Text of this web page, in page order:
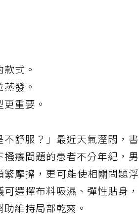
式。
發。
重要。
不舒服？」最近天氣溼悶，書
癢問題的患者不分年紀，男
摩擦，更可能使相關問題浮
選擇布料吸濕、彈性貼身，
維持局部乾爽。